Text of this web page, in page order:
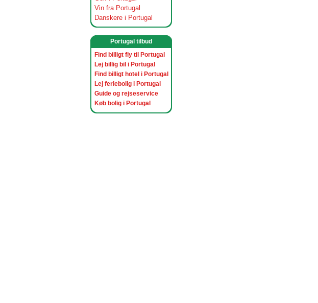
Vin fra Portugal
Danskere i Portugal
Portugal tilbud
Find billigt fly til Portugal
Lej billig bil i Portugal
Find billigt hotel i Portugal
Lej feriebolig i Portugal
Guide og rejseservice
Køb bolig i Portugal